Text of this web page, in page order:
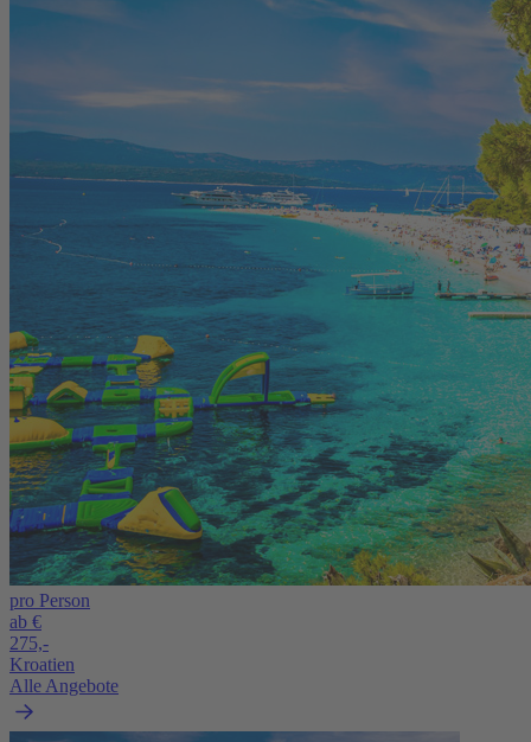
pro Person
ab €
275,-
Kroatien
Alle Angebote